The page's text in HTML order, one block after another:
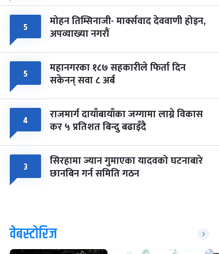
५ मोहन तिम्सिनाजी- मार्क्सवाद देववाणी होइन,
अपव्याख्या नगरौं
५ महानगरका १८७ सहकारीले फिर्ता दिन
सकेनन् सवा ८ अर्ब
४ राजमार्ग दायाँबायाँका जग्गामा लाग्ने विकास
कर ५ प्रतिशत बिन्दु बढाइँदै
३ सिरहामा ज्यान गुमाएका यादवको घटनाबारे
छानबिन गर्न समिति गठन
वेबस्टोरिज